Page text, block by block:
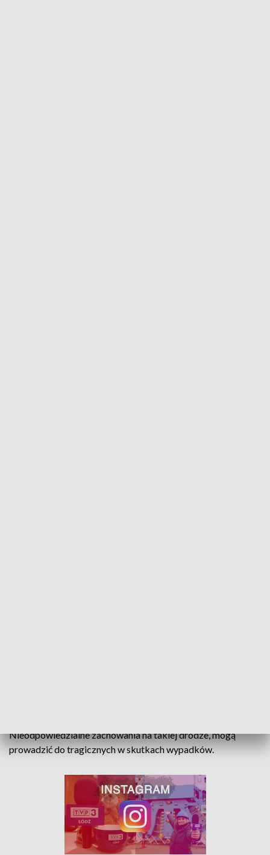
Nieodpowiedzialne zachowania na takiej drodze, mogą
prowadzić do tragicznych w skutkach wypadków.